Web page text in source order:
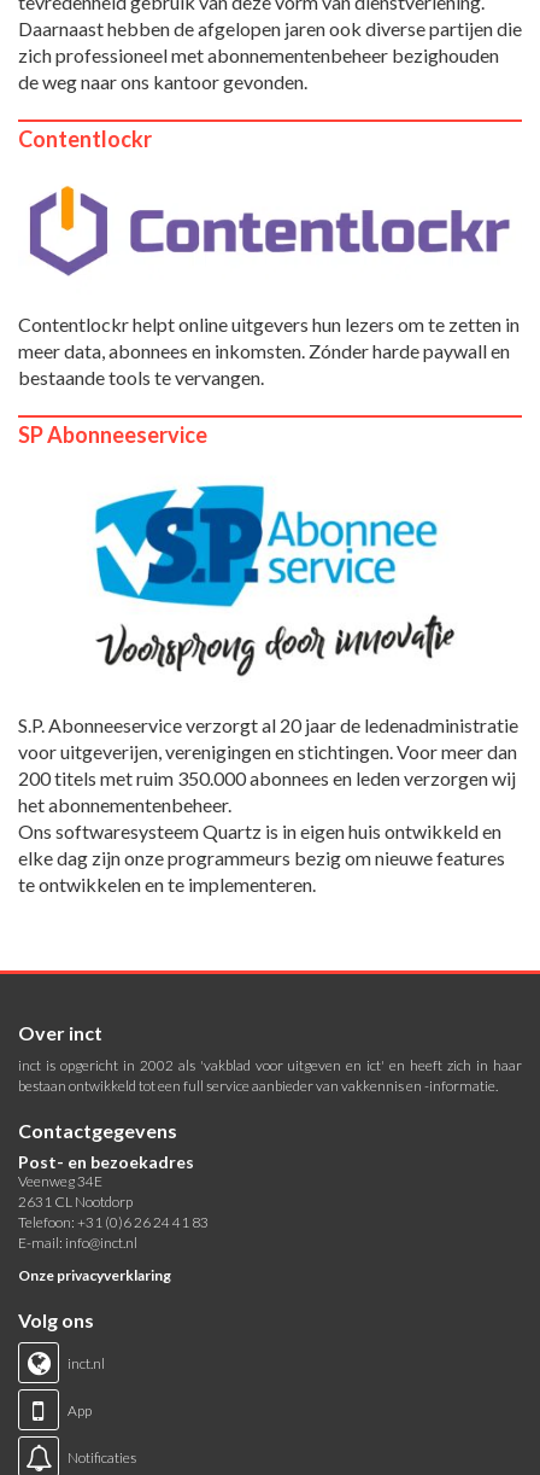
Daarnaast hebben de afgelopen jaren ook diverse partijen die
zich professioneel met abonnementenbeheer bezighouden
de weg naar ons kantoor gevonden.
Contentlockr
Contentlockr helpt online uitgevers hun lezers om te zetten in
meer data, abonnees en inkomsten. Zónder harde paywall en
bestaande tools te vervangen.
SP Abonneeservice
S.P. Abonneeservice verzorgt al 20 jaar de ledenadministratie
voor uitgeverijen, verenigingen en stichtingen. Voor meer dan
200 titels met ruim 350.000 abonnees en leden verzorgen wij
het abonnementenbeheer.
Ons softwaresysteem Quartz is in eigen huis ontwikkeld en
elke dag zijn onze programmeurs bezig om nieuwe features
te ontwikkelen en te implementeren.
Over inct
inct is opgericht in 2002 als 'vakblad voor uitgeven en ict' en heeft zich in haar
bestaan ontwikkeld tot een full service aanbieder van vakkennis en -informatie.
Contactgegevens
Post- en bezoekadres
Veenweg 34E
2631 CL Nootdorp
Telefoon: +31 (0)6 26 24 41 83
E-mail: info@inct.nl
Onze privacyverklaring
Volg ons
inct.nl
App
Notificaties